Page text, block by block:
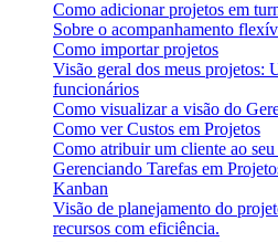
Como adicionar projetos em
Sobre o acompanhamento
Como importar projetos
Visão geral dos meus projetos:
funcionários
Como visualizar a visão do
Como ver Custos em Projetos
Como atribuir um cliente ao
Gerenciando Tarefas em
Kanban
Visão de planejamento do
recursos com eficiência.